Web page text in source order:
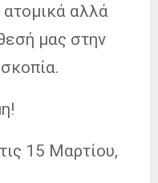
αλλά
μας στην
15 Μαρτίου,